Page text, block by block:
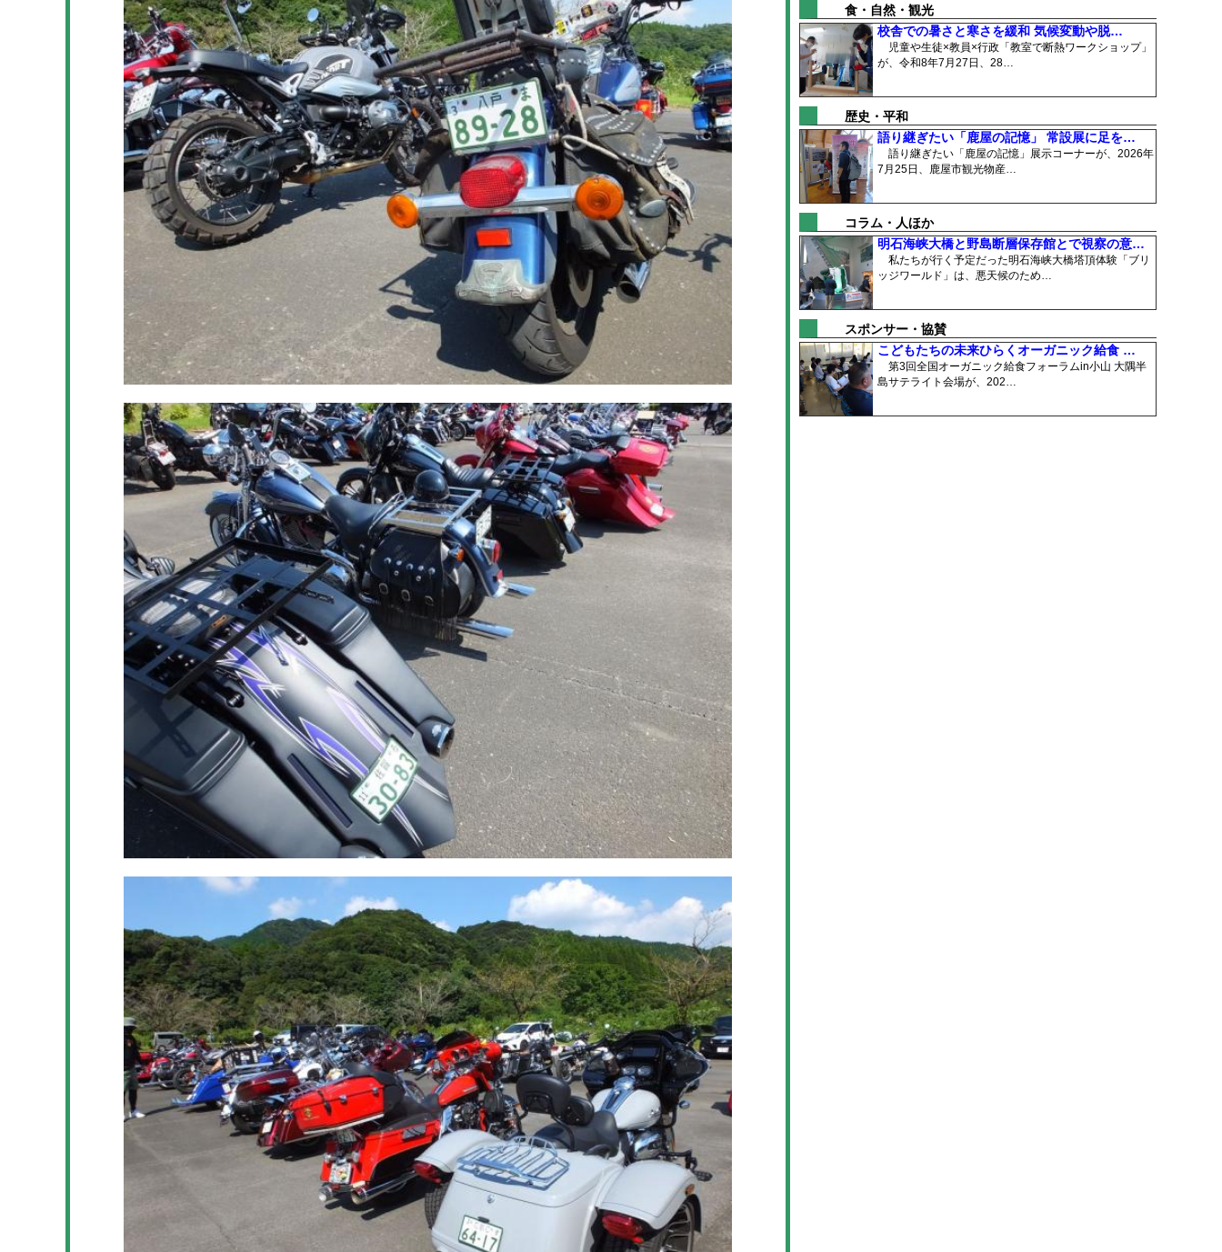
食・自然・観光
校舎での暑さと寒さを緩和 気候変動や脱…
児童や生徒×教員×行政「教室で断熱ワークショップ」
が、令和8年7月27日、28…
歴史・平和
語り継ぎたい「鹿屋の記憶」 常設展に足を…
語り継ぎたい「鹿屋の記憶」展示コーナーが、2026年
7月25日、鹿屋市観光物産…
コラム・人ほか
明石海峡大橋と野島断層保存館とで視察の意…
私たちが行く予定だった明石海峡大橋塔頂体験「ブリ
ッジワールド」は、悪天候のため…
スポンサー・協賛
こどもたちの未来ひらくオーガニック給食 …
第3回全国オーガニック給食フォーラムin小山 大隅半
島サテライト会場が、202…